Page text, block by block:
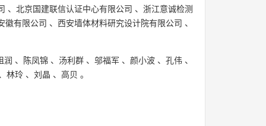
、 北京国建联信认证中心有限公司 、 浙江意诚检测
徽有限公司 、 西安墙体材料研究设计院有限公司 、
润 、 陈凤锦 、 汤利群 、 邬福军 、 颜小波 、 孔伟 、
林玲 、 刘晶 、 高贝 。